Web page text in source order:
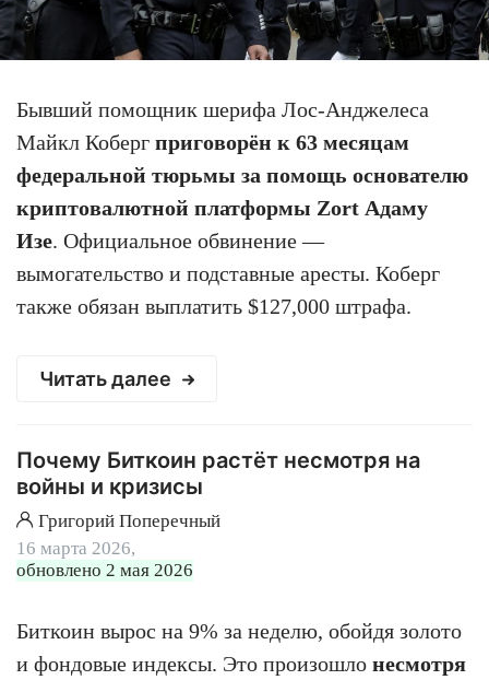
Бывший помощник шерифа Лос-Анджелеса
Майкл Коберг приговорён к 63 месяцам
федеральной тюрьмы за помощь основателю
криптовалютной платформы Zort Адаму
Изе. Официальное обвинение —
вымогательство и подставные аресты. Коберг
также обязан выплатить $127,000 штрафа.
Читать далее
Почему Биткоин растёт несмотря на
войны и кризисы
Григорий Поперечный
16 марта 2026,
обновлено 2 мая 2026
Биткоин вырос на 9% за неделю, обойдя золото
и фондовые индексы. Это произошло несмотря